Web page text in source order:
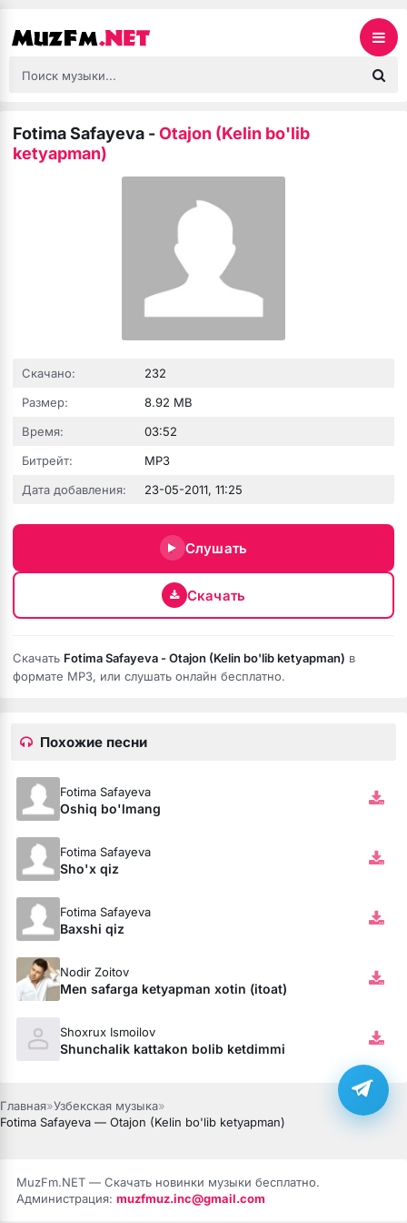
душа
Fotima Safayeva -Otajon (Kelin bo'lib
ketyapman)
Скачано:
232
Размер:
8.92 MB
Время:
03:52
Битрейт:
MP3
Дата добавления:
23-05-2011, 11:25
Слушать
Скачать
Скачать Fotima Safayeva - Otajon (Kelin bo'lib ketyapman) в
формате MP3, или слушать онлайн бесплатно.
Похожие песни
Fotima Safayeva
Oshiq bo'lmang
Fotima Safayeva
Sho'x qiz
Fotima Safayeva
Baxshi qiz
Nodir Zoitov
Men safarga ketyapman xotin (itoat)
Shoxrux Ismoilov
Shunchalik kattakon bolib ketdimmi
Главная»Узбекская музыка»
Fotima Safayeva — Otajon (Kelin bo'lib ketyapman)
MuzFm.NET — Скачать новинки музыки бесплатно.
Администрация: muzfmuz.inc@gmail.com